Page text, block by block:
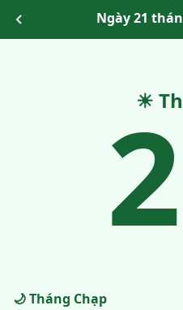
Ngày 21
☀
🌙 Tháng Chạp